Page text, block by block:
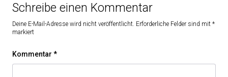
Schreibe einen Kommentar
Deine E-Mail-Adresse wird nicht veröffentlicht. Erforderliche Felder sind mit *
markiert
Kommentar *